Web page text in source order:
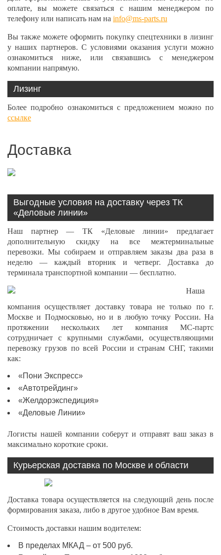
оплате, вы можете связаться с нашим менеджером по
телефону или написать нам на info@ms-parts.ru
Вы также можете оформить покупку спецтехники в лизинг
у наших партнеров. С условиями оказания услуги можно
ознакомиться ниже, или связавшись с менеджером
компании напрямую.
Лизинг
Более подробно ознакомиться с предложением можно по
ссылке
Доставка
Выгодные условия на доставку через ТК
«Деловые линии»
Наш партнер — ТК «Деловые линии» предлагает
дополнительную скидку на все межтерминальные
перевозки. Мы собираем и отправляем заказы два раза в
неделю — каждый вторник и четверг. Доставка до
терминала транспортной компании — бесплатно.
Наша
компания осуществляет доставку товара не только по г.
Москве и Подмосковью, но и в любую точку России. На
протяжении нескольких лет компания МС-партс
сотрудничает с крупными службами, осуществляющими
перевозку грузов по всей России и странам СНГ, такими
как:
«Пони Экспресс»
«Автотрейдинг»
«Желдорэкспедиция»
«Деловые Линии»
Логисты нашей компании соберут и отправят ваш заказ в
максимально короткие сроки.
Курьерская доставка по Москве и области
Доставка товара осуществляется на следующий день после
формирования заказа, либо в другое удобное Вам время.
Стоимость доставки нашим водителем:
В пределах МКАД – от 500 руб.